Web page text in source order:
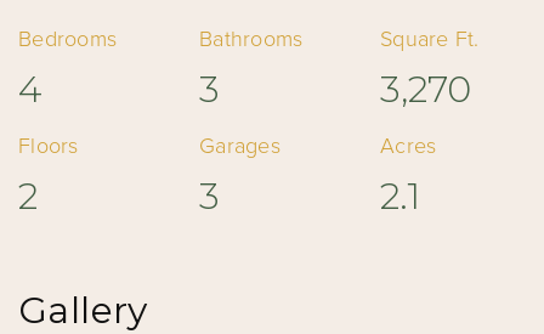
Bedrooms
4
Bathrooms
3
Square Ft.
3,270
Floors
2
Garages
3
Acres
2.1
Gallery